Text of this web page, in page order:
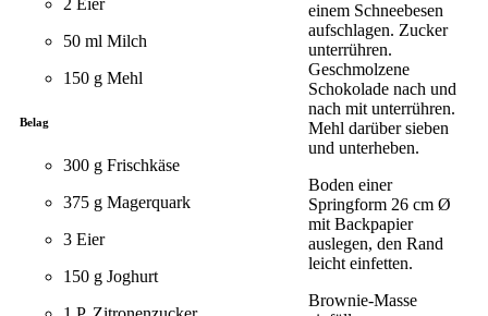
2 Eier
50 ml Milch
150 g Mehl
Belag
300 g Frischkäse
375 g Magerquark
3 Eier
150 g Joghurt
einem Schneebesen
aufschlagen. Zucker
unterrühren.
Geschmolzene
Schokolade nach und
nach mit unterrühren.
Mehl darüber sieben
und unterheben.
Boden einer
Springform 26 cm Ø
mit Backpapier
auslegen, den Rand
leicht einfetten.
Brownie-Masse